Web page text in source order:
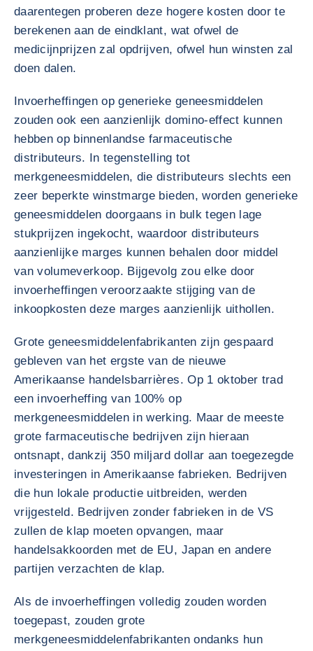
daarentegen proberen deze hogere kosten door te
berekenen aan de eindklant, wat ofwel de
medicijnprijzen zal opdrijven, ofwel hun winsten zal
doen dalen.
Invoerheffingen op generieke geneesmiddelen
zouden ook een aanzienlijk domino-effect kunnen
hebben op binnenlandse farmaceutische
distributeurs. In tegenstelling tot
merkgeneesmiddelen, die distributeurs slechts een
zeer beperkte winstmarge bieden, worden generieke
geneesmiddelen doorgaans in bulk tegen lage
stukprijzen ingekocht, waardoor distributeurs
aanzienlijke marges kunnen behalen door middel
van volumeverkoop. Bijgevolg zou elke door
invoerheffingen veroorzaakte stijging van de
inkoopkosten deze marges aanzienlijk uithollen.
Grote geneesmiddelenfabrikanten zijn gespaard
gebleven van het ergste van de nieuwe
Amerikaanse handelsbarrières. Op 1 oktober trad
een invoerheffing van 100% op
merkgeneesmiddelen in werking. Maar de meeste
grote farmaceutische bedrijven zijn hieraan
ontsnapt, dankzij 350 miljard dollar aan toegezegde
investeringen in Amerikaanse fabrieken. Bedrijven
die hun lokale productie uitbreiden, werden
vrijgesteld. Bedrijven zonder fabrieken in de VS
zullen de klap moeten opvangen, maar
handelsakkoorden met de EU, Japan en andere
partijen verzachten de klap.
Als de invoerheffingen volledig zouden worden
toegepast, zouden grote
merkgeneesmiddelenfabrikanten ondanks hun